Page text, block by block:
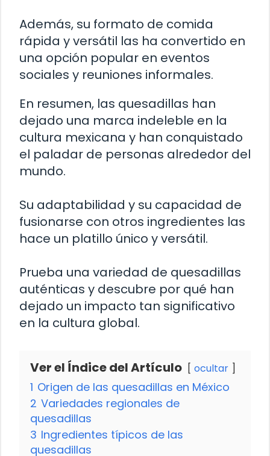
Además, su formato de comida
rápida y versátil las ha convertido en
una opción popular en eventos
sociales y reuniones informales.
En resumen, las quesadillas han
dejado una marca indeleble en la
cultura mexicana y han conquistado
el paladar de personas alrededor del
mundo.
Su adaptabilidad y su capacidad de
fusionarse con otros ingredientes las
hace un platillo único y versátil.
Prueba una variedad de quesadillas
auténticas y descubre por qué han
dejado un impacto tan significativo
en la cultura global.
Ver el Índice del Artículo ocultar
1 Origen de las quesadillas en México
2 Variedades regionales de
quesadillas
3 Ingredientes típicos de las
quesadillas